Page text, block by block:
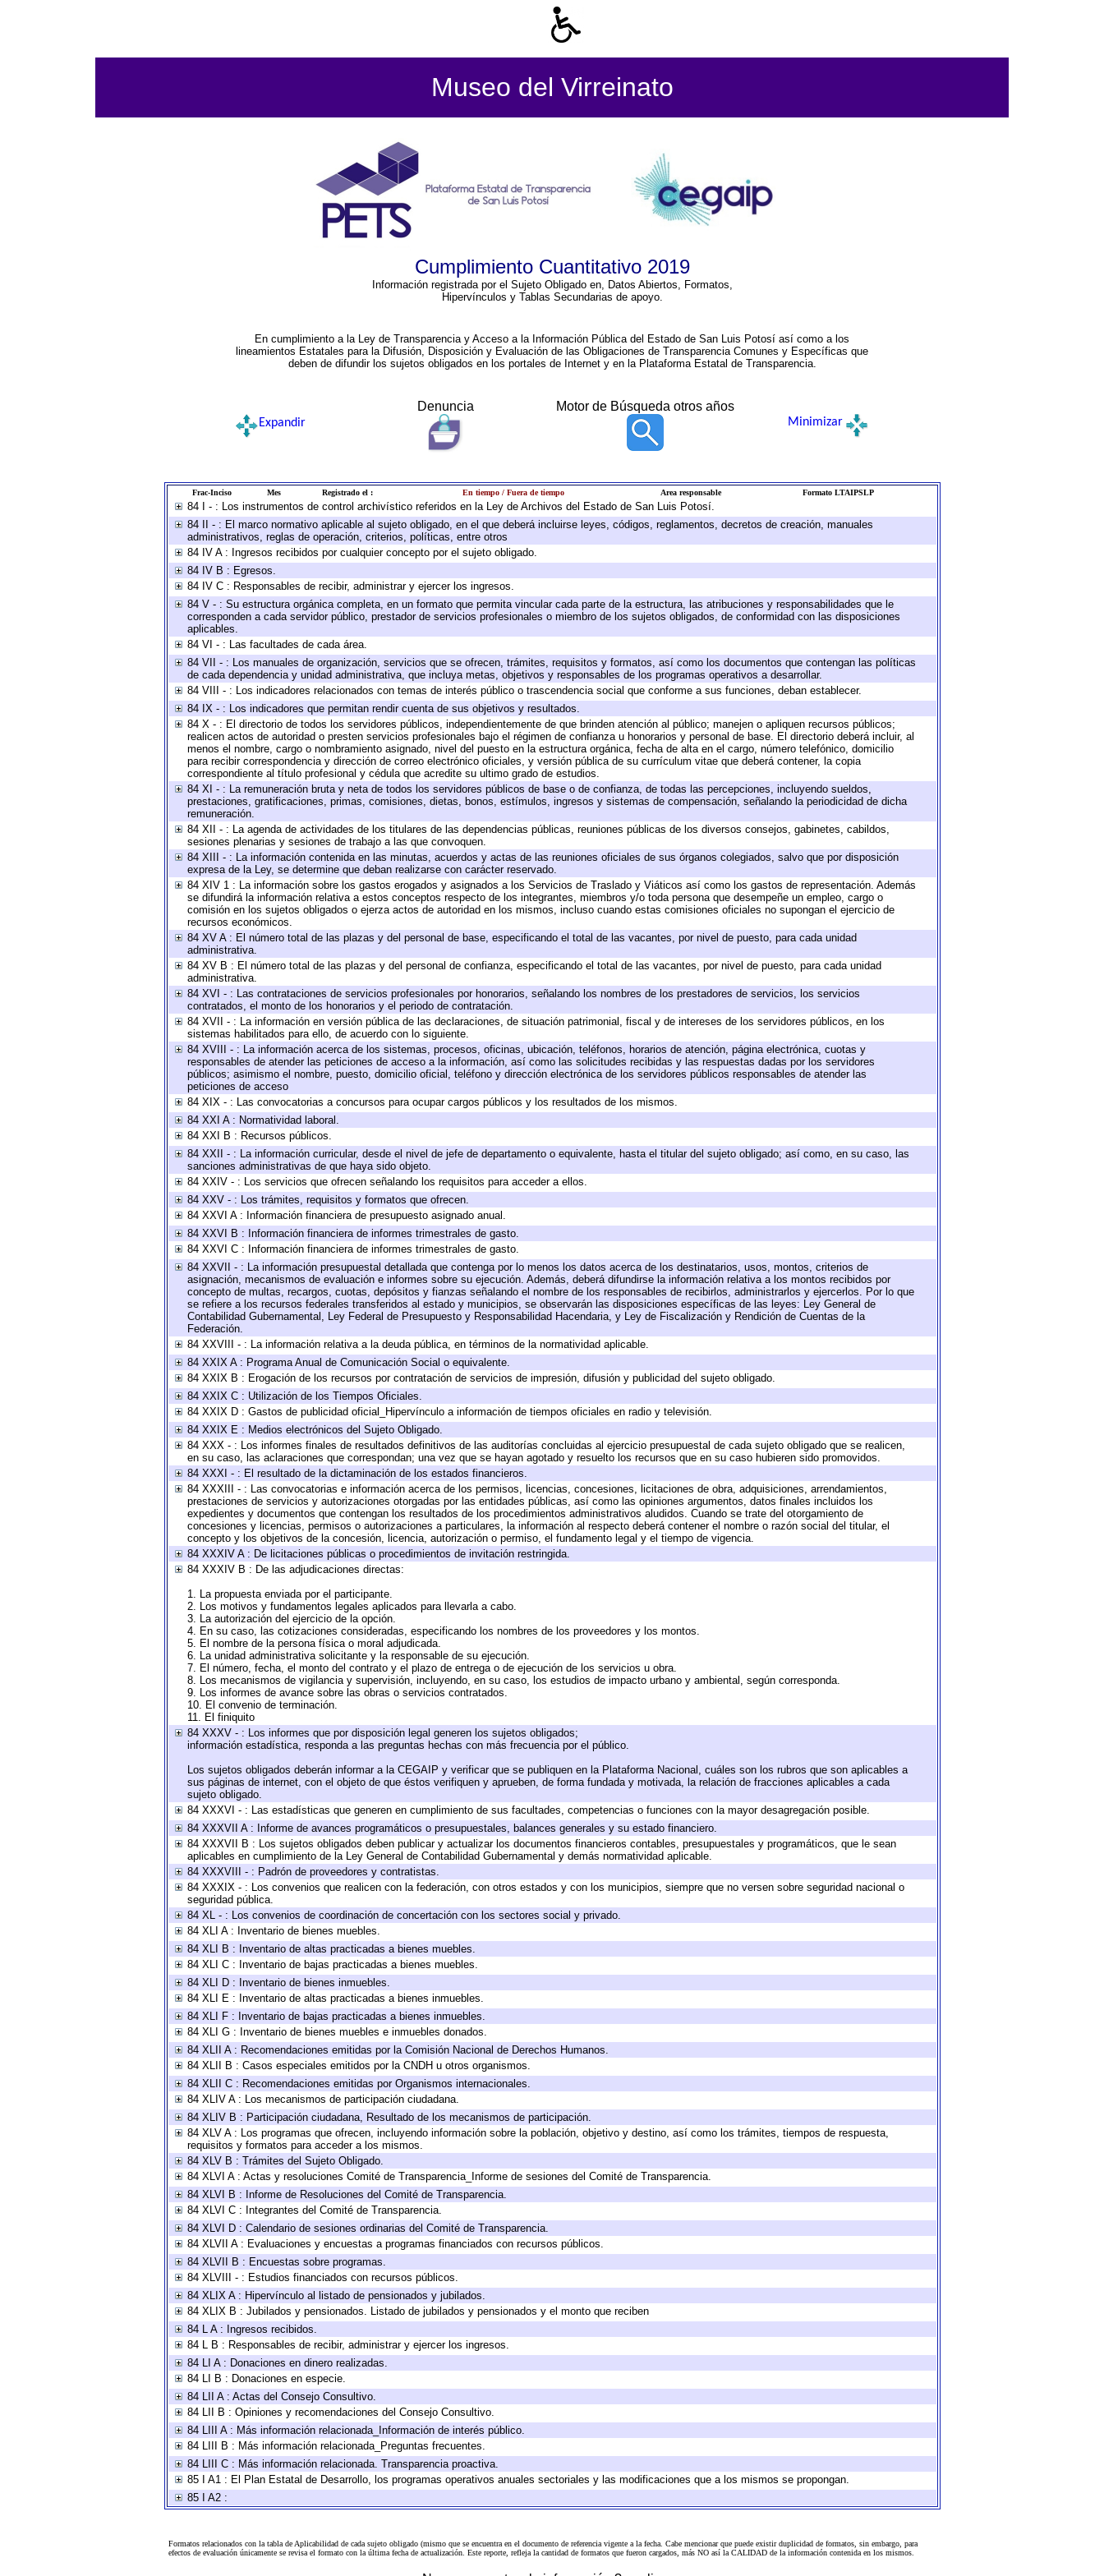
Museo del Virreinato
Cumplimiento Cuantitativo 2019
Información registrada por el Sujeto Obligado en, Datos Abiertos, Formatos,
Hipervínculos y Tablas Secundarias de apoyo.
En cumplimiento a la Ley de Transparencia y Acceso a la Información Pública del Estado de San Luis Potosí así como a los
lineamientos Estatales para la Difusión, Disposición y Evaluación de las Obligaciones de Transparencia Comunes y Específicas que
deben de difundir los sujetos obligados en los portales de Internet y en la Plataforma Estatal de Transparencia.
Denuncia Motor de Búsqueda otros años
Expandir Minimizar
Frac-Inciso Mes Registrado el : En tiempo / Fuera de tiempo Area responsable Formato LTAIPSLP
84 I - : Los instrumentos de control archivístico referidos en la Ley de Archivos del Estado de San Luis Potosí.
84 II - : El marco normativo aplicable al sujeto obligado, en el que deberá incluirse leyes, códigos, reglamentos, decretos de creación, manuales
administrativos, reglas de operación, criterios, políticas, entre otros
84 IV A : Ingresos recibidos por cualquier concepto por el sujeto obligado.
84 IV B : Egresos.
84 IV C : Responsables de recibir, administrar y ejercer los ingresos.
84 V - : Su estructura orgánica completa, en un formato que permita vincular cada parte de la estructura, las atribuciones y responsabilidades que le
corresponden a cada servidor público, prestador de servicios profesionales o miembro de los sujetos obligados, de conformidad con las disposiciones
aplicables.
84 VI - : Las facultades de cada área.
84 VII - : Los manuales de organización, servicios que se ofrecen, trámites, requisitos y formatos, así como los documentos que contengan las políticas
de cada dependencia y unidad administrativa, que incluya metas, objetivos y responsables de los programas operativos a desarrollar.
84 VIII - : Los indicadores relacionados con temas de interés público o trascendencia social que conforme a sus funciones, deban establecer.
84 IX - : Los indicadores que permitan rendir cuenta de sus objetivos y resultados.
84 X - : El directorio de todos los servidores públicos, independientemente de que brinden atención al público; manejen o apliquen recursos públicos;
realicen actos de autoridad o presten servicios profesionales bajo el régimen de confianza u honorarios y personal de base. El directorio deberá incluir, al
menos el nombre, cargo o nombramiento asignado, nivel del puesto en la estructura orgánica, fecha de alta en el cargo, número telefónico, domicilio
para recibir correspondencia y dirección de correo electrónico oficiales, y versión pública de su currículum vitae que deberá contener, la copia
correspondiente al título profesional y cédula que acredite su ultimo grado de estudios.
84 XI - : La remuneración bruta y neta de todos los servidores públicos de base o de confianza, de todas las percepciones, incluyendo sueldos,
prestaciones, gratificaciones, primas, comisiones, dietas, bonos, estímulos, ingresos y sistemas de compensación, señalando la periodicidad de dicha
remuneración.
84 XII - : La agenda de actividades de los titulares de las dependencias públicas, reuniones públicas de los diversos consejos, gabinetes, cabildos,
sesiones plenarias y sesiones de trabajo a las que convoquen.
84 XIII - : La información contenida en las minutas, acuerdos y actas de las reuniones oficiales de sus órganos colegiados, salvo que por disposición
expresa de la Ley, se determine que deban realizarse con carácter reservado.
84 XIV 1 : La información sobre los gastos erogados y asignados a los Servicios de Traslado y Viáticos así como los gastos de representación. Además
se difundirá la información relativa a estos conceptos respecto de los integrantes, miembros y/o toda persona que desempeñe un empleo, cargo o
comisión en los sujetos obligados o ejerza actos de autoridad en los mismos, incluso cuando estas comisiones oficiales no supongan el ejercicio de
recursos económicos.
84 XV A : El número total de las plazas y del personal de base, especificando el total de las vacantes, por nivel de puesto, para cada unidad
administrativa.
84 XV B : El número total de las plazas y del personal de confianza, especificando el total de las vacantes, por nivel de puesto, para cada unidad
administrativa.
84 XVI - : Las contrataciones de servicios profesionales por honorarios, señalando los nombres de los prestadores de servicios, los servicios
contratados, el monto de los honorarios y el periodo de contratación.
84 XVII - : La información en versión pública de las declaraciones, de situación patrimonial, fiscal y de intereses de los servidores públicos, en los
sistemas habilitados para ello, de acuerdo con lo siguiente.
84 XVIII - : La información acerca de los sistemas, procesos, oficinas, ubicación, teléfonos, horarios de atención, página electrónica, cuotas y
responsables de atender las peticiones de acceso a la información, así como las solicitudes recibidas y las respuestas dadas por los servidores
públicos; asimismo el nombre, puesto, domicilio oficial, teléfono y dirección electrónica de los servidores públicos responsables de atender las
peticiones de acceso
84 XIX - : Las convocatorias a concursos para ocupar cargos públicos y los resultados de los mismos.
84 XXI A : Normatividad laboral.
84 XXI B : Recursos públicos.
84 XXII - : La información curricular, desde el nivel de jefe de departamento o equivalente, hasta el titular del sujeto obligado; así como, en su caso, las
sanciones administrativas de que haya sido objeto.
84 XXIV - : Los servicios que ofrecen señalando los requisitos para acceder a ellos.
84 XXV - : Los trámites, requisitos y formatos que ofrecen.
84 XXVI A : Información financiera de presupuesto asignado anual.
84 XXVI B : Información financiera de informes trimestrales de gasto.
84 XXVI C : Información financiera de informes trimestrales de gasto.
84 XXVII - : La información presupuestal detallada que contenga por lo menos los datos acerca de los destinatarios, usos, montos, criterios de
asignación, mecanismos de evaluación e informes sobre su ejecución. Además, deberá difundirse la información relativa a los montos recibidos por
concepto de multas, recargos, cuotas, depósitos y fianzas señalando el nombre de los responsables de recibirlos, administrarlos y ejercerlos. Por lo que
se refiere a los recursos federales transferidos al estado y municipios, se observarán las disposiciones específicas de las leyes: Ley General de
Contabilidad Gubernamental, Ley Federal de Presupuesto y Responsabilidad Hacendaria, y Ley de Fiscalización y Rendición de Cuentas de la
Federación.
84 XXVIII - : La información relativa a la deuda pública, en términos de la normatividad aplicable.
84 XXIX A : Programa Anual de Comunicación Social o equivalente.
84 XXIX B : Erogación de los recursos por contratación de servicios de impresión, difusión y publicidad del sujeto obligado.
84 XXIX C : Utilización de los Tiempos Oficiales.
84 XXIX D : Gastos de publicidad oficial_Hipervínculo a información de tiempos oficiales en radio y televisión.
84 XXIX E : Medios electrónicos del Sujeto Obligado.
84 XXX - : Los informes finales de resultados definitivos de las auditorías concluidas al ejercicio presupuestal de cada sujeto obligado que se realicen,
en su caso, las aclaraciones que correspondan; una vez que se hayan agotado y resuelto los recursos que en su caso hubieren sido promovidos.
84 XXXI - : El resultado de la dictaminación de los estados financieros.
84 XXXIII - : Las convocatorias e información acerca de los permisos, licencias, concesiones, licitaciones de obra, adquisiciones, arrendamientos,
prestaciones de servicios y autorizaciones otorgadas por las entidades públicas, así como las opiniones argumentos, datos finales incluidos los
expedientes y documentos que contengan los resultados de los procedimientos administrativos aludidos. Cuando se trate del otorgamiento de
concesiones y licencias, permisos o autorizaciones a particulares, la información al respecto deberá contener el nombre o razón social del titular, el
concepto y los objetivos de la concesión, licencia, autorización o permiso, el fundamento legal y el tiempo de vigencia.
84 XXXIV A : De licitaciones públicas o procedimientos de invitación restringida.
84 XXXIV B : De las adjudicaciones directas:
1. La propuesta enviada por el participante.
2. Los motivos y fundamentos legales aplicados para llevarla a cabo.
3. La autorización del ejercicio de la opción.
4. En su caso, las cotizaciones consideradas, especificando los nombres de los proveedores y los montos.
5. El nombre de la persona física o moral adjudicada.
6. La unidad administrativa solicitante y la responsable de su ejecución.
7. El número, fecha, el monto del contrato y el plazo de entrega o de ejecución de los servicios u obra.
8. Los mecanismos de vigilancia y supervisión, incluyendo, en su caso, los estudios de impacto urbano y ambiental, según corresponda.
9. Los informes de avance sobre las obras o servicios contratados.
10. El convenio de terminación.
11. El finiquito
84 XXXV - : Los informes que por disposición legal generen los sujetos obligados;
información estadística, responda a las preguntas hechas con más frecuencia por el público.
Los sujetos obligados deberán informar a la CEGAIP y verificar que se publiquen en la Plataforma Nacional, cuáles son los rubros que son aplicables a
sus páginas de internet, con el objeto de que éstos verifiquen y aprueben, de forma fundada y motivada, la relación de fracciones aplicables a cada
sujeto obligado.
84 XXXVI - : Las estadísticas que generen en cumplimiento de sus facultades, competencias o funciones con la mayor desagregación posible.
84 XXXVII A : Informe de avances programáticos o presupuestales, balances generales y su estado financiero.
84 XXXVII B : Los sujetos obligados deben publicar y actualizar los documentos financieros contables, presupuestales y programáticos, que le sean
aplicables en cumplimiento de la Ley General de Contabilidad Gubernamental y demás normatividad aplicable.
84 XXXVIII - : Padrón de proveedores y contratistas.
84 XXXIX - : Los convenios que realicen con la federación, con otros estados y con los municipios, siempre que no versen sobre seguridad nacional o
seguridad pública.
84 XL - : Los convenios de coordinación de concertación con los sectores social y privado.
84 XLI A : Inventario de bienes muebles.
84 XLI B : Inventario de altas practicadas a bienes muebles.
84 XLI C : Inventario de bajas practicadas a bienes muebles.
84 XLI D : Inventario de bienes inmuebles.
84 XLI E : Inventario de altas practicadas a bienes inmuebles.
84 XLI F : Inventario de bajas practicadas a bienes inmuebles.
84 XLI G : Inventario de bienes muebles e inmuebles donados.
84 XLII A : Recomendaciones emitidas por la Comisión Nacional de Derechos Humanos.
84 XLII B : Casos especiales emitidos por la CNDH u otros organismos.
84 XLII C : Recomendaciones emitidas por Organismos internacionales.
84 XLIV A : Los mecanismos de participación ciudadana.
84 XLIV B : Participación ciudadana, Resultado de los mecanismos de participación.
84 XLV A : Los programas que ofrecen, incluyendo información sobre la población, objetivo y destino, así como los trámites, tiempos de respuesta,
requisitos y formatos para acceder a los mismos.
84 XLV B : Trámites del Sujeto Obligado.
84 XLVI A : Actas y resoluciones Comité de Transparencia_Informe de sesiones del Comité de Transparencia.
84 XLVI B : Informe de Resoluciones del Comité de Transparencia.
84 XLVI C : Integrantes del Comité de Transparencia.
84 XLVI D : Calendario de sesiones ordinarias del Comité de Transparencia.
84 XLVII A : Evaluaciones y encuestas a programas financiados con recursos públicos.
84 XLVII B : Encuestas sobre programas.
84 XLVIII - : Estudios financiados con recursos públicos.
84 XLIX A : Hipervínculo al listado de pensionados y jubilados.
84 XLIX B : Jubilados y pensionados. Listado de jubilados y pensionados y el monto que reciben
84 L A : Ingresos recibidos.
84 L B : Responsables de recibir, administrar y ejercer los ingresos.
84 LI A : Donaciones en dinero realizadas.
84 LI B : Donaciones en especie.
84 LII A : Actas del Consejo Consultivo.
84 LII B : Opiniones y recomendaciones del Consejo Consultivo.
84 LIII A : Más información relacionada_Información de interés público.
84 LIII B : Más información relacionada_Preguntas frecuentes.
84 LIII C : Más información relacionada. Transparencia proactiva.
85 I A1 : El Plan Estatal de Desarrollo, los programas operativos anuales sectoriales y las modificaciones que a los mismos se propongan.
85 I A2 :
Formatos relacionados con la tabla de Aplicabilidad de cada sujeto obligado (mismo que se encuentra en el documento de referenciavigente a la fecha. Cabe mencionar que puede existir duplicidad de formatos, sin embargo, para
efectos de evaluación únicamente se revisa el formato con la última fecha de actualización. Este reporte, refleja la cantidad de formatos que fueron cargados, más NO así la CALIDAD de la información contenida en los mismos.